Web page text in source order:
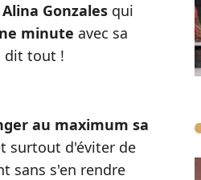
Alina Gonzales qui
minute avec sa
dit tout !
au maximum sa
surtout d'éviter de
sans s'en rendre